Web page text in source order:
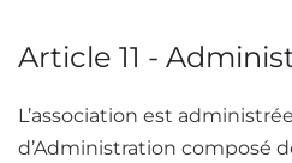
Article 11 -
L’association est
d’Administration composé